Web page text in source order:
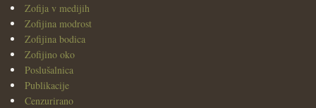
Zofija v medijih
Zofijina modrost
Zofijina bodica
Zofijino oko
Poslušalnica
Publikacije
Cenzurirano